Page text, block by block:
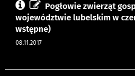
Pogłowie zwierząt
województwie lubelskim w
wstępne)
08.11.2017